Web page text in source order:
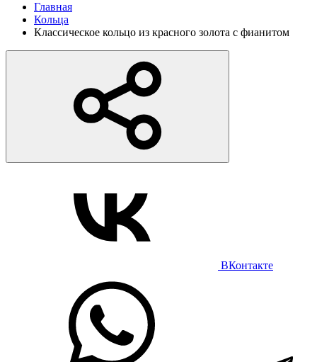
Главная
Кольца
Классическое кольцо из красного золота с фианитом
ВКонтакте